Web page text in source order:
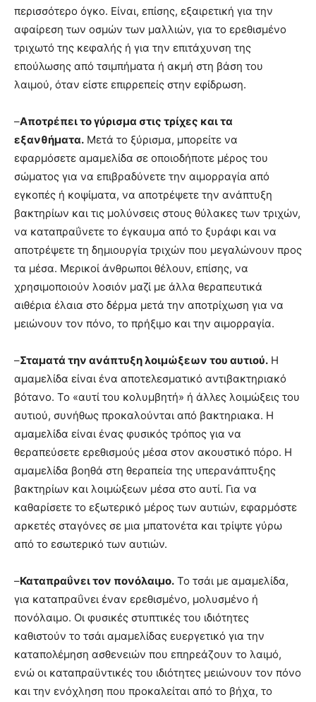
περισσότερο όγκο. Είναι, επίσης, εξαιρετική για την
αφαίρεση των οσμών των μαλλιών, για το ερεθισμένο
τριχωτό της κεφαλής ή για την επιτάχυνση της
επούλωσης από τσιμπήματα ή ακμή στη βάση του
λαιμού, όταν είστε επιρρεπείς στην εφίδρωση.
–Αποτρέπει το γύρισμα στις τρίχες και τα
εξανθήματα. Μετά το ξύρισμα, μπορείτε να
εφαρμόσετε αμαμελίδα σε οποιοδήποτε μέρος του
σώματος για να επιβραδύνετε την αιμορραγία από
εγκοπές ή κοψίματα, να αποτρέψετε την ανάπτυξη
βακτηρίων και τις μολύνσεις στους θύλακες των τριχών,
να καταπραΰνετε το έγκαυμα από το ξυράφι και να
αποτρέψετε τη δημιουργία τριχών που μεγαλώνουν προς
τα μέσα. Μερικοί άνθρωποι θέλουν, επίσης, να
χρησιμοποιούν λοσιόν μαζί με άλλα θεραπευτικά
αιθέρια έλαια στο δέρμα μετά την αποτρίχωση για να
μειώνουν τον πόνο, το πρήξιμο και την αιμορραγία.
–Σταματά την ανάπτυξη λοιμώξεων του αυτιού. Η
αμαμελίδα είναι ένα αποτελεσματικό αντιβακτηριακό
βότανο. Το «αυτί του κολυμβητή» ή άλλες λοιμώξεις του
αυτιού, συνήθως προκαλούνται από βακτηριακα. Η
αμαμελίδα είναι ένας φυσικός τρόπος για να
θεραπεύσετε ερεθισμούς μέσα στον ακουστικό πόρο. Η
αμαμελίδα βοηθά στη θεραπεία της υπερανάπτυξης
βακτηρίων και λοιμώξεων μέσα στο αυτί. Για να
καθαρίσετε το εξωτερικό μέρος των αυτιών, εφαρμόστε
αρκετές σταγόνες σε μια μπατονέτα και τρίψτε γύρω
από το εσωτερικό των αυτιών.
–Καταπραΰνει τον πονόλαιμο. Το τσάι με αμαμελίδα,
για καταπραΰνει έναν ερεθισμένο, μολυσμένο ή
πονόλαιμο. Οι φυσικές στυπτικές του ιδιότητες
καθιστούν το τσάι αμαμελίδας ευεργετικό για την
καταπολέμηση ασθενειών που επηρεάζουν το λαιμό,
ενώ οι καταπραϋντικές του ιδιότητες μειώνουν τον πόνο
και την ενόχληση που προκαλείται από το βήχα, το